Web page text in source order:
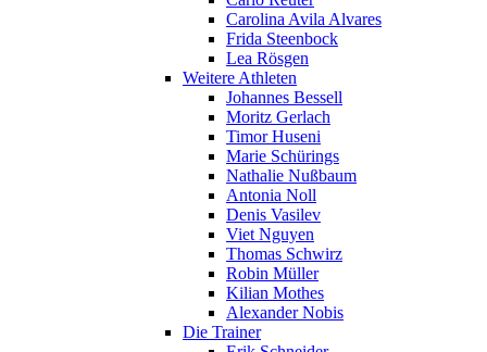
Carolina Avila Alvares
Frida Steenbock
Lea Rösgen
Weitere Athleten
Johannes Bessell
Moritz Gerlach
Timor Huseni
Marie Schürings
Nathalie Nußbaum
Antonia Noll
Denis Vasilev
Viet Nguyen
Thomas Schwirz
Robin Müller
Kilian Mothes
Alexander Nobis
Die Trainer